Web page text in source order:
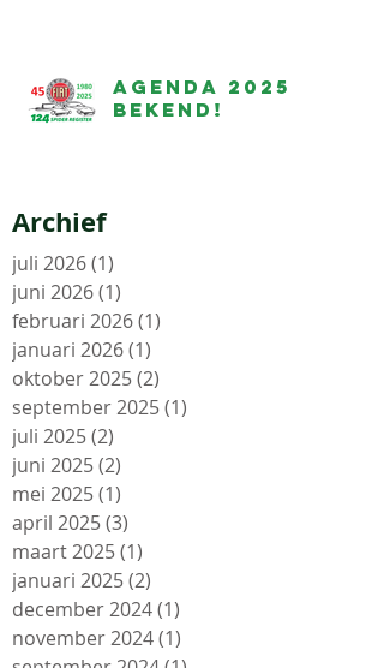
Agenda 2025
bekend!
Archief
juli 2026(1)
juni 2026(1)
februari 2026(1)
januari 2026(1)
oktober 2025(2)
september 2025(1)
juli 2025(2)
juni 2025(2)
mei 2025(1)
april 2025(3)
maart 2025(1)
januari 2025(2)
december 2024(1)
november 2024(1)